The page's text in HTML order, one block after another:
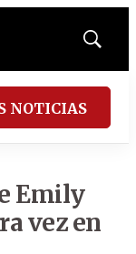
Mostrar
NOTICIAS
Emily
vez en